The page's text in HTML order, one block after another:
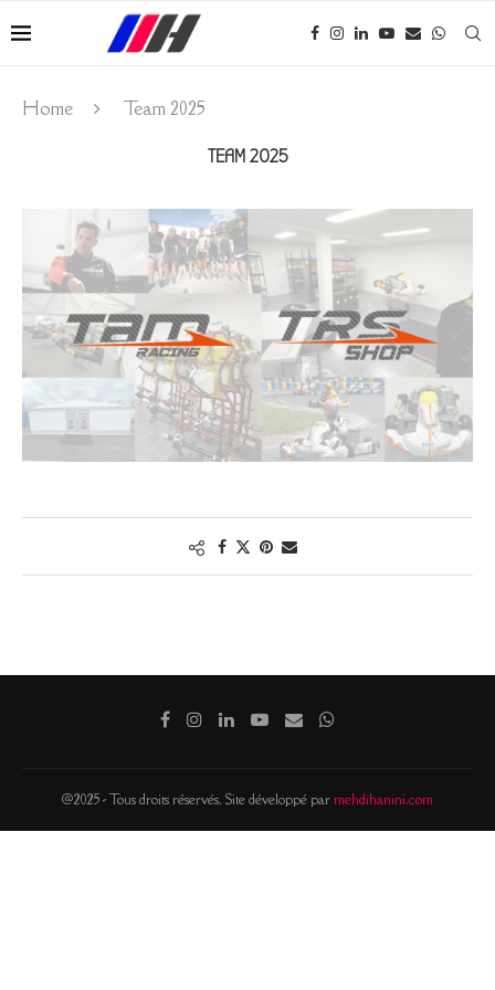
Home Team 2025
TEAM 2025
@2025 - Tous droits réservés. Site développé parmehdihanini.com